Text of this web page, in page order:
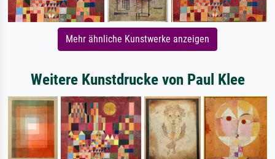
Mehr ähnliche Kunstwerke anzeigen
Weitere Kunstdrucke von Paul Klee